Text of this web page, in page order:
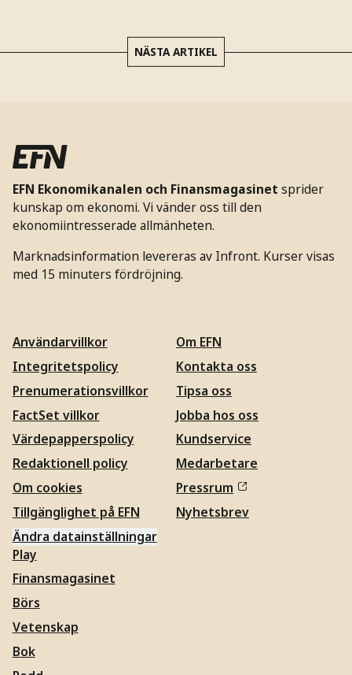
NÄSTA ARTIKEL
EFN Ekonomikanalen och Finansmagasinet sprider
kunskap om ekonomi. Vi vänder oss till den
ekonomiintresserade allmänheten.
Marknadsinformation levereras av Infront. Kurser visas
med 15 minuters fördröjning.
Användarvillkor
Integritetspolicy
Prenumerationsvillkor
FactSet villkor
Värdepapperspolicy
Redaktionell policy
Om cookies
Tillgänglighet på EFN
Ändra datainställningar
Om EFN
Kontakta oss
Tipsa oss
Jobba hos oss
Kundservice
Medarbetare
Pressrum
Nyhetsbrev
Play
Finansmagasinet
Börs
Vetenskap
Bok